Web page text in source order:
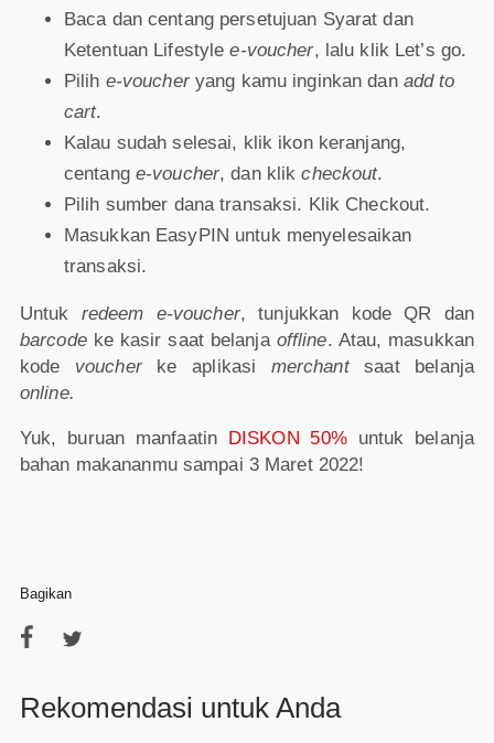
Baca dan centang persetujuan Syarat dan
Ketentuan Lifestylee-voucher, lalu klik Let’s go.
Pilih e-voucheryang kamu inginkan dan add to
cart.
Kalau sudah selesai, klik ikon keranjang,
centang e-voucher, dan klikcheckout.
Pilih sumber dana transaksi. Klik Checkout.
Masukkan EasyPIN untuk menyelesaikan
transaksi.
Untuk redeem e-voucher, tunjukkan kode QR dan
barcodeke kasir saat belanja offline. Atau, masukkan
kode voucherke aplikasi merchantsaat belanja
online.
Yuk, buruan manfaatin DISKON 50%untuk belanja
bahan makananmu sampai 3 Maret 2022!
Bagikan
Rekomendasi untuk Anda